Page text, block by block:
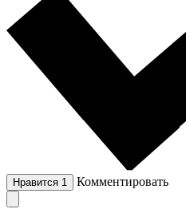
Нравится 1 Комментировать